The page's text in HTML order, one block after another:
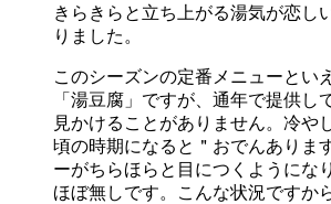
きらきらと立ち上がる湯気が恋し
りました。
このシーズンの定番メニューとい
「湯豆腐」ですが、通年で提供し
見かけることがありません。冷や
頃の時期になると＂おでんありま
ーがちらほらと目につくようにな
ほぼ無しです。こんな状況ですか